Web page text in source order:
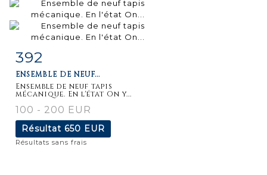
Fiche
détaillée
392
ENSEMBLE DE NEUF...
Ensemble de neuf tapis
mécanique. En l'état On y...
100 - 200 EUR
Résultat 650 EUR
Résultats sans frais